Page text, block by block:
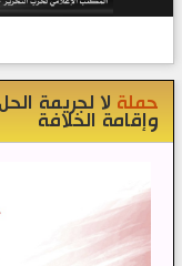
حملة لا لجريمة
وإقامة الخلافة